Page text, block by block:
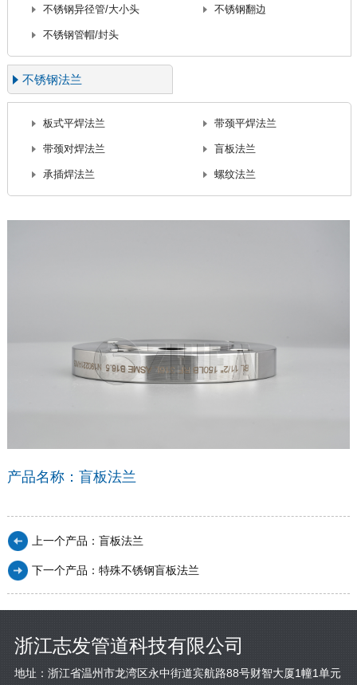
不锈钢异径管/大小头 不锈钢翻边
不锈钢管帽/封头
不锈钢法兰
板式平焊法兰 带颈平焊法兰
带颈对焊法兰 盲板法兰
承插焊法兰 螺纹法兰
产品名称：盲板法兰
上一个产品： 盲板法兰
下一个产品： 特殊不锈钢盲板法兰
浙江志发管道科技有限公司
地址：浙江省温州市龙湾区永中街道宾航路88号财智大厦1幢1单元